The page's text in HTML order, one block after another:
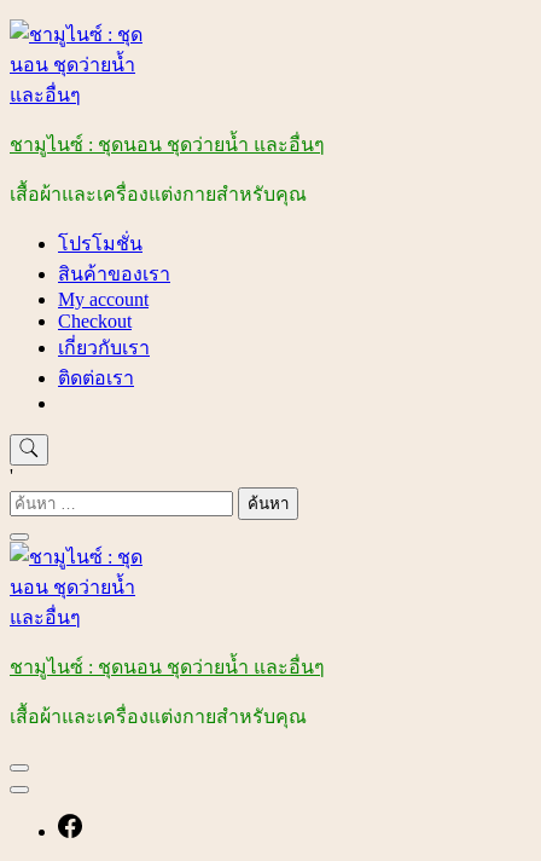
Skip
content
ชามูไนซ์ : ชุดนอน ชุดว่ายน้ำ และอื่นๆ
เสื้อผ้าและเครื่องแต่งกายสำหรับคุณ
โปรโมชั่น
สินค้าของเรา
My account
Checkout
เกี่ยวกับเรา
ติดต่อเรา
'
ค้นหา
สำหรับ:
ชามูไนซ์ : ชุดนอน ชุดว่ายน้ำ และอื่นๆ
เสื้อผ้าและเครื่องแต่งกายสำหรับคุณ